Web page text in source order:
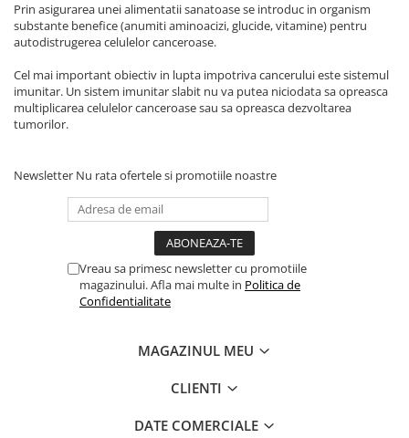
Prin asigurarea unei alimentatii sanatoase se introduc in organism
substante benefice (anumiti aminoacizi, glucide, vitamine) pentru
autodistrugerea celulelor canceroase.
Cel mai important obiectiv in lupta impotriva cancerului este sistemul
imunitar. Un sistem imunitar slabit nu va putea niciodata sa opreasca
multiplicarea celulelor canceroase sau sa opreasca dezvoltarea
tumorilor.
Newsletter Nu rata ofertele si promotiile noastre
Vreau sa primesc newsletter cu promotiile
magazinului. Afla mai multe in Politica de
Confidentialitate
MAGAZINUL MEU
CLIENTI
DATE COMERCIALE